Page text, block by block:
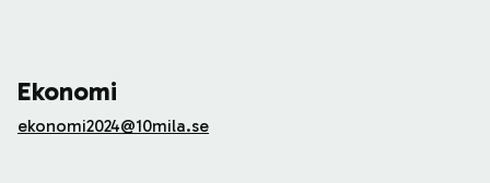
Ekonomi
ekonomi2024@10mila.se